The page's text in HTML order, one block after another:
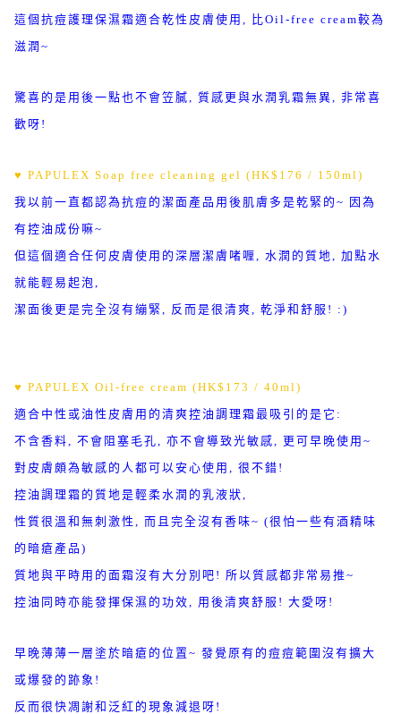
這個抗痘護理保濕霜適合乾性皮膚使用, 比Oil-free cream較為
滋潤~
驚喜的是用後一點也不會笠膩, 質感更與水潤乳霜無異, 非常喜
歡呀!
♥ PAPULEX Soap free cleaning gel (HK$176 / 150ml)
我以前一直都認為抗痘的潔面產品用後肌膚多是乾緊的~ 因為
有控油成份嘛~
但這個適合任何皮膚使用的深層潔膚啫喱, 水潤的質地, 加點水
就能輕易起泡,
潔面後更是完全沒有繃緊, 反而是很清爽, 乾淨和舒服! :)
♥ PAPULEX Oil-free cream (HK$173 / 40ml)
適合中性或油性皮膚用的清爽控油調理霜最吸引的是它:
不含香料, 不會阻塞毛孔, 亦不會導致光敏感, 更可早晚使用~
對皮膚頗為敏感的人都可以安心使用, 很不錯!
控油調理霜的質地是輕柔水潤的乳液狀,
性質很溫和無刺激性, 而且完全沒有香味~ (很怕一些有酒精味
的暗瘡產品)
質地與平時用的面霜沒有大分別吧! 所以質感都非常易推~
控油同時亦能發揮保濕的功效, 用後清爽舒服! 大愛呀!
早晚薄薄一層塗於暗瘡的位置~ 發覺原有的痘痘範圍沒有擴大
或爆發的跡象!
反而很快凋謝和泛紅的現象減退呀!